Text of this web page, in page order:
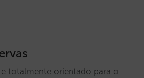
totalmente orientado para o